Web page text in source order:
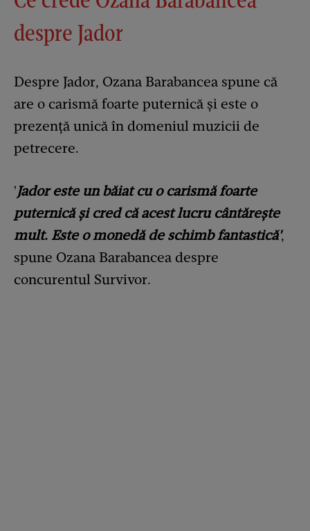
despre Jador
Despre Jador, Ozana Barabancea spune că
are o carismă foarte puternică și este o
prezență unică în domeniul muzicii de
petrecere.
'Jador este un băiat cu o carismă foarte
puternică și cred că acest lucru cântărește
mult. Este o monedă de schimb fantastică',
spune Ozana Barabancea despre
concurentul Survivor.